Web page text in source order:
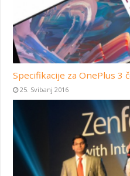
Specifikacije za OnePlus 3
25. Svibanj 2016